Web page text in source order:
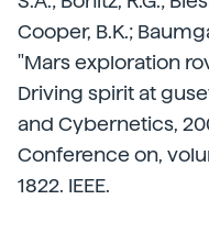
Cooper, B.K.;
"Mars exploration
Driving spirit at
and Cybernetics,
Conference on,
1822. IEEE.